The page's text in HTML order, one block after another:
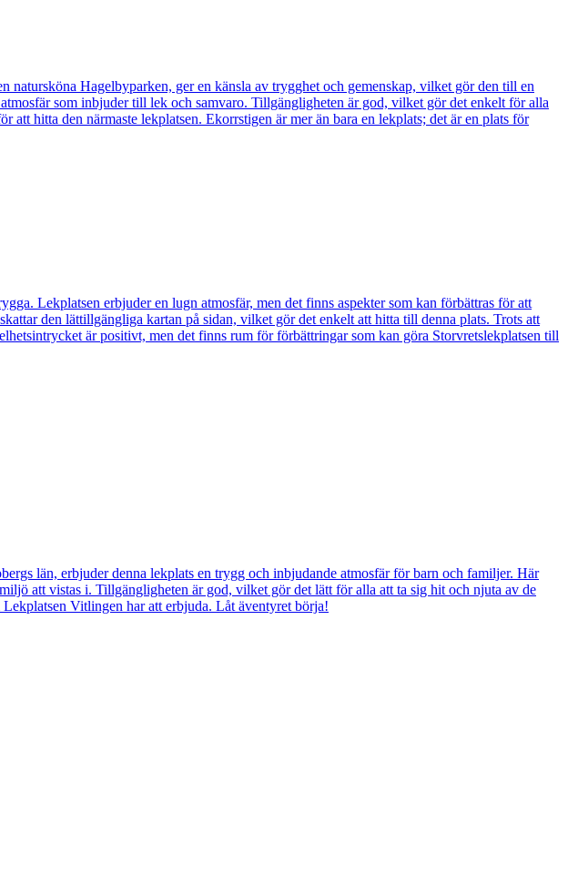
Hagelbyparken, ger en känsla av trygghet och gemenskap, vilket gör den till en
som inbjuder till lek och samvaro. Tillgängligheten är god, vilket gör det enkelt för alla
hitta den närmaste lekplatsen. Ekorrstigen är mer än bara en lekplats; det är en plats för
Lekplatsen erbjuder en lugn atmosfär, men det finns aspekter som kan förbättras för att
den lättillgängliga kartan på sidan, vilket gör det enkelt att hitta till denna plats. Trots att
är positivt, men det finns rum för förbättringar som kan göra Storvretslekplatsen till
län, erbjuder denna lekplats en trygg och inbjudande atmosfär för barn och familjer. Här
att vistas i. Tillgängligheten är god, vilket gör det lätt för alla att ta sig hit och njuta av de
Vitlingen har att erbjuda. Låt äventyret börja!